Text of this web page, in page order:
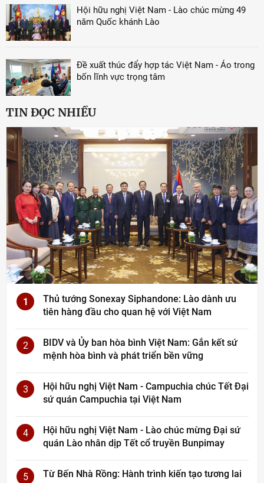
Hội hữu nghị Việt Nam - Lào chúc mừng 49
năm Quốc khánh Lào
Đề xuất thúc đẩy hợp tác Việt Nam - Áo trong
bốn lĩnh vực trọng tâm
TIN ĐỌC NHIỀU
1
Thủ tướng Sonexay Siphandone: Lào dành ưu
tiên hàng đầu cho quan hệ với Việt Nam
2
BIDV và Ủy ban hòa bình Việt Nam: Gắn kết sứ
mệnh hòa bình và phát triển bền vững
3
Hội hữu nghị Việt Nam - Campuchia chúc Tết Đại
sứ quán Campuchia tại Việt Nam
4
Hội hữu nghị Việt Nam - Lào chúc mừng Đại sứ
quán Lào nhân dịp Tết cổ truyền Bunpimay
5 Từ Bến Nhà Rồng: Hành trình kiến tạo tương lai